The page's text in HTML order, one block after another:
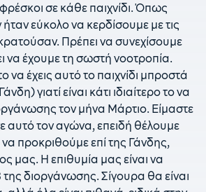
σε κάθε παιχνίδι. Όπως
ήταν εύκολο να κερδίσουμε με τις
Πρέπει να συνεχίσουμε
να έχουμε τη σωστή νοοτροπία.
να έχεις αυτό το παιχνίδι μπροστά
γιατί είναι κάτι ιδιαίτερο το να
τον μήνα Μάρτιο. Είμαστε
αυτό τον αγώνα, επειδή θέλουμε
προκριθούμε επί της Γάνδης,
μας. Η επιθυμία μας είναι να
διοργάνωσης. Σίγουρα θα είναι